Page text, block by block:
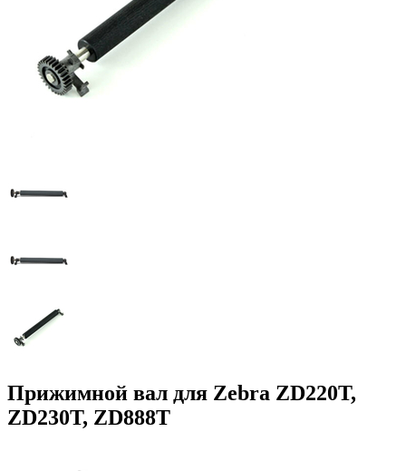
Прижимной вал для Zebra ZD220T,
ZD230T, ZD888T